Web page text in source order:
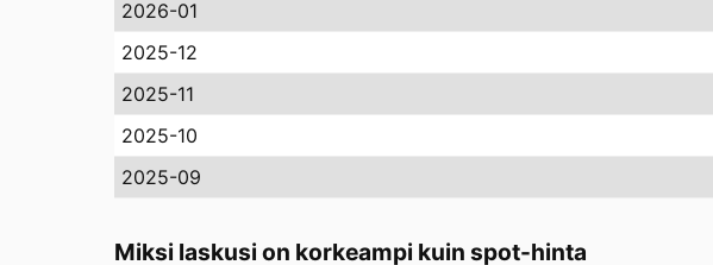
2026-01
2025-12
2025-11
2025-10
2025-09
Miksi laskusi on korkeampi kuin spot-hinta